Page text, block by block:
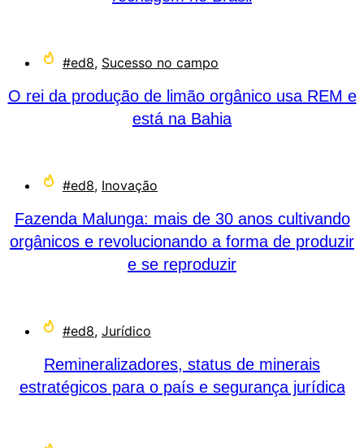
#ed8, Sucesso no campo
O rei da produção de limão orgânico usa REM e
está na Bahia
#ed8, Inovação
Fazenda Malunga: mais de 30 anos cultivando
orgânicos e revolucionando a forma de produzir
e se reproduzir
#ed8, Jurídico
Remineralizadores, status de minerais
estratégicos para o país e segurança jurídica